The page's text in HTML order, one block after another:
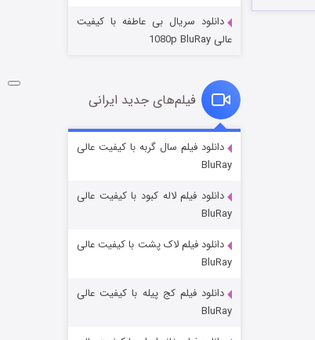
شوگر فصل ۲
قسمت
دانلود سریال بی عاطفه با کیفیت
عالی 1080p BluRay
فیلم‌های جدید ایرانی
دانلود فیلم سال گربه با کیفیت عالی
BluRay
دانلود فیلم لاله کبود با کیفیت عالی
BluRay
دانلود فیلم لاک پشت با کیفیت عالی
BluRay
دانلود فیلم کج‌ پیله با کیفیت عالی
BluRay